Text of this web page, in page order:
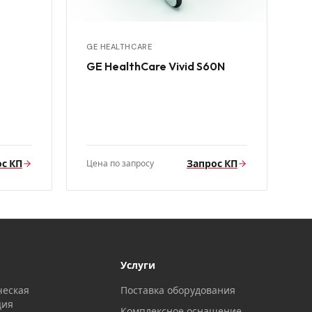
КП
GE HEALTHCARE
GE HealthCare Vivid S60N
Цена по запросу Запрос КП
Услуги
Поставка оборудования